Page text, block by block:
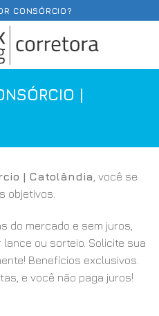
CONSÓRCIO?
|
| Catolândia , você se
objetivos.
do mercado e sem juros,
ou sorteio. Solicite sua
Benefícios exclusivos.
e você não paga juros!